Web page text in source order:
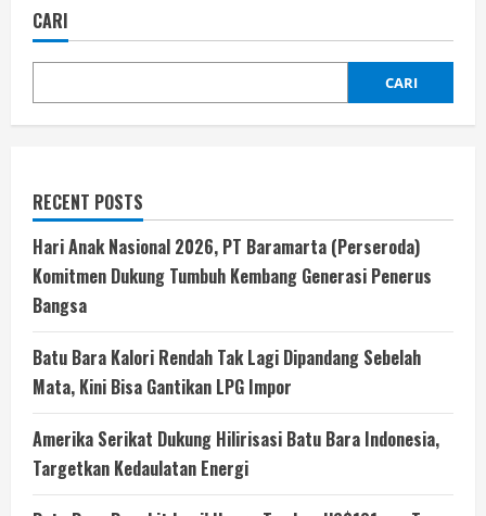
CARI
CARI
RECENT POSTS
Hari Anak Nasional 2026, PT Baramarta (Perseroda)
Komitmen Dukung Tumbuh Kembang Generasi Penerus
Bangsa
Batu Bara Kalori Rendah Tak Lagi Dipandang Sebelah
Mata, Kini Bisa Gantikan LPG Impor
Amerika Serikat Dukung Hilirisasi Batu Bara Indonesia,
Targetkan Kedaulatan Energi